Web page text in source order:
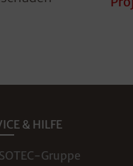
& HILFE
Gruppe